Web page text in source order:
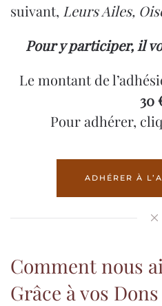
suivant, Leurs Ailes,
Pour y participer, il
Le montant de
30
Pour adhérer,
ADHÉRER À
Comment nous
Grâce à vos Dons